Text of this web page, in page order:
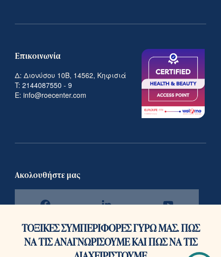
ΤΟΞΙΚΕΣ ΣΥΜΠΕΡΙΦΟΡΕΣ ΓΥΡΩ ΜΑΣ. ΠΩΣ
ΝΑ ΤΙΣ ΑΝΑΓΝΩΡΙΣΟΥΜΕ ΚΑΙ ΠΩΣ ΝΑ ΤΙΣ
Επικοινωνία
Δ: Διονύσου 10Β, 14562, Κηφισιά
T: 2144087550 - 9
E: info@roecenter.com
Ακολουθήστε μας